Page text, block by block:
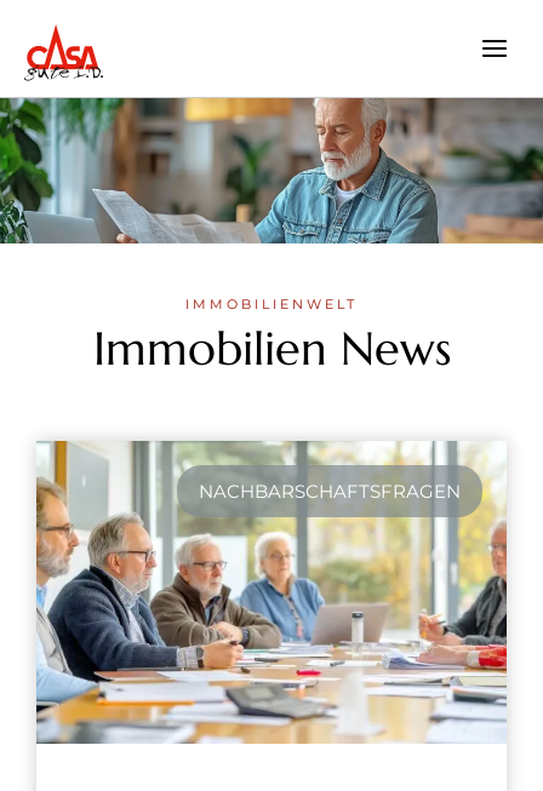
Inhalt
springen
IMMOBILIENWELT
Immobilien News
NACHBARSCHAFTSFRAGEN